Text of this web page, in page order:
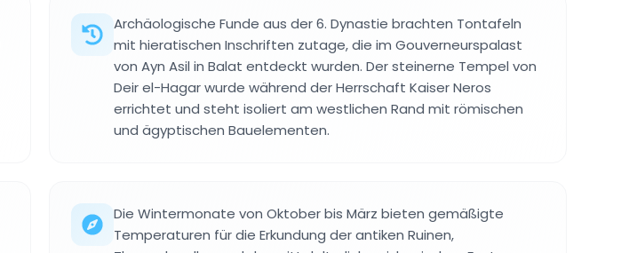
Archäologische Funde aus der 6. Dynastie brachten Tontafeln
mit hieratischen Inschriften zutage, die im Gouverneurspalast
von Ayn Asil in Balat entdeckt wurden. Der steinerne Tempel von
Deir el-Hagar wurde während der Herrschaft Kaiser Neros
errichtet und steht isoliert am westlichen Rand mit römischen
und ägyptischen Bauelementen.
Die Wintermonate von Oktober bis März bieten gemäßigte
Temperaturen für die Erkundung der antiken Ruinen,